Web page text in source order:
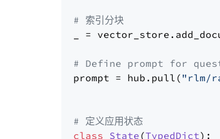
# 索引分块
_ =
# Define prompt for
prompt = hub.pull( "rlm/
# 定义应用状态
class State (TypedDict):